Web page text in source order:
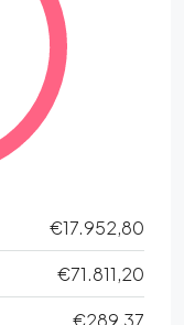
€17.952,80
€71.811,20
€289,37